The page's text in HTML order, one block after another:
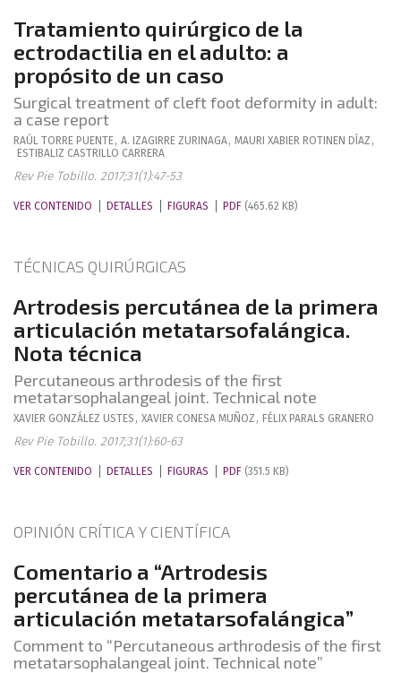
Tratamiento quirúrgico de la
ectrodactilia en el adulto: a
propósito de un caso
Surgical treatment of cleft foot deformity in adult:
a case report
RAÚL TORRE PUENTE, A. IZAGIRRE ZURINAGA, MAURI XABIER ROTINEN DÍAZ ,
ESTIBALIZ CASTRILLO CARRERA
Rev Pie Tobillo. 2017;31(1):47-53
VER CONTENIDO DETALLES FIGURAS PDF (465.62 KB)
TÉCNICAS QUIRÚRGICAS
Artrodesis percutánea de la primera
articulación metatarsofalángica.
Nota técnica
Percutaneous arthrodesis of the first
metatarsophalangeal joint. Technical note
XAVIER GONZÁLEZ USTES , XAVIER CONESA MUÑOZ , FÉLIX PARALS GRANERO
Rev Pie Tobillo. 2017;31(1):60-63
VER CONTENIDO DETALLES FIGURAS PDF (351.5 KB)
OPINIÓN CRÍTICA Y CIENTÍFICA
Comentario a “Artrodesis
percutánea de la primera
articulación metatarsofalángica”
Comment to “Percutaneous arthrodesis of the first
metatarsophalangeal joint. Technical note”